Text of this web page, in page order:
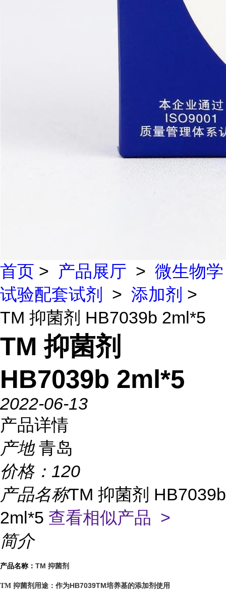
首页 > 产品展厅 > 微生物学
试验配套试剂 > 添加剂 >
TM 抑菌剂 HB7039b 2ml*5
TM 抑菌剂
HB7039b 2ml*5
2022-06-13
产品详情
产地 青岛
价格： 120
产品名称TM 抑菌剂 HB7039b
2ml*5 查看相似产品 >
简介
产品名称： TM 抑菌剂
TM 抑菌剂用途： 作为HB7039TM培养基的添加剂使用